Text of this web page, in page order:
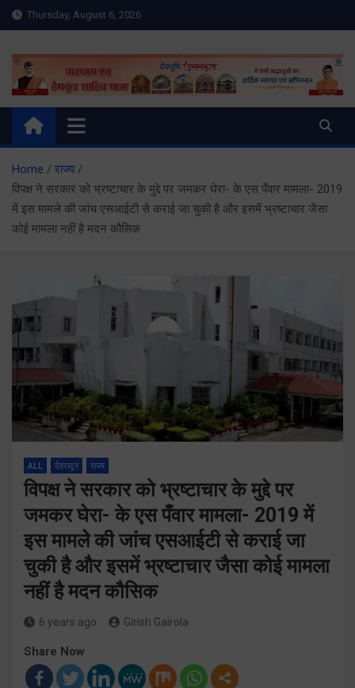
Skip
to
Thursday, August 6, 2026
Meru Raibar | Uttarakhand
News | Uttarkashi News
meruraibar.com
Home
राज्य
विपक्ष ने सरकार को भ्रष्टाचार के मुद्दे पर जमकर घेरा- के एस पँवार मामला- 2019
में इस मामले की जांच एसआईटी से कराई जा चुकी है और इसमें भ्रष्टाचार जैसा
कोई मामला नहीं है मदन कौसिक
ALL देहरादून राज्य
विपक्ष ने सरकार को भ्रष्टाचार के मुद्दे पर
जमकर घेरा- के एस पँवार मामला- 2019 में
इस मामले की जांच एसआईटी से कराई जा
चुकी है और इसमें भ्रष्टाचार जैसा कोई मामला
नहीं है मदन कौसिक
6 years ago Girish Gairola
Share Now